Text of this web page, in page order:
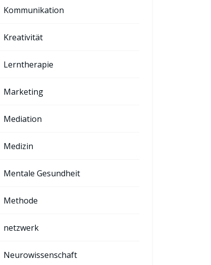
Kommunikation
Kreativität
Lerntherapie
Marketing
Mediation
Medizin
Mentale Gesundheit
Methode
netzwerk
Neurowissenschaft